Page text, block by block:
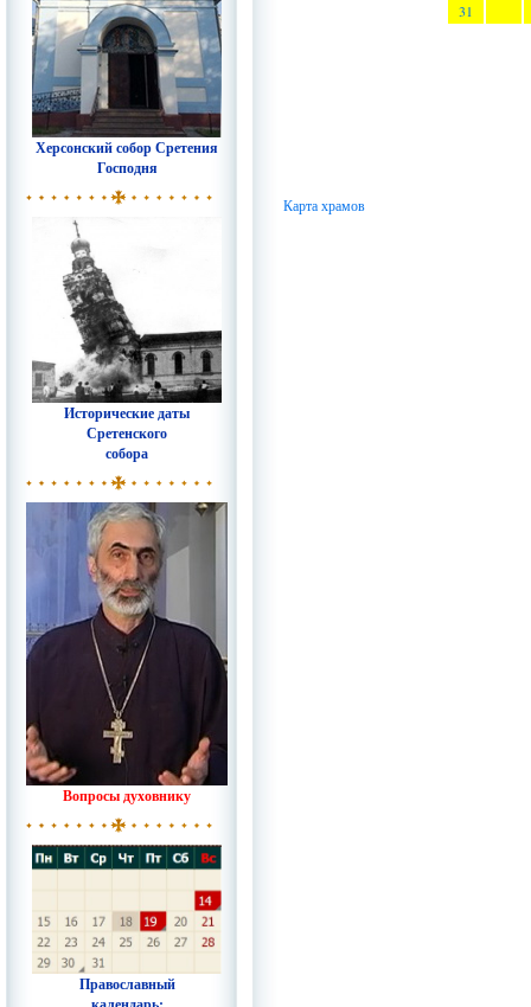
Херсонский собор Сретения
Господня
Исторические даты
Сретенского
собора
Вопросы духовнику
Православный
31
Карта храмов